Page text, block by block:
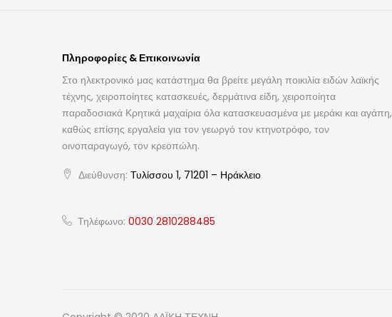
Πληροφορίες & Επικοινωνία
Στο ηλεκτρονικό μας κατάστημα θα βρείτε μεγάλη ποικιλία ειδών λαϊκής
τέχνης, χειροποίητες κατασκευές, δερμάτινα είδη, χειροποίητα
παραδοσιακά Κρητικά μαχαίρια όλα κατασκευασμένα με μεράκι και αγάπη,
καθώς επίσης εργαλεία για τον γεωργό τον κτηνοτρόφο, τον
οινοπαραγωγό, τον κρεοπώλη.
Διεύθυνση: Τυλίσσου 1, 71201 – Ηράκλειο
Τηλέφωνο: 0030 2810288485